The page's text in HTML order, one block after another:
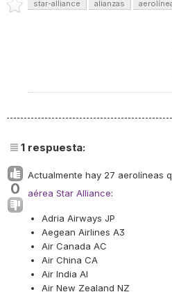
star-alliance alianzas
1 respuesta:
0
Actualmente hay 27 aerolíneas
aérea Star Alliance:
Adria Airways JP
Aegean Airlines A3
Air Canada AC
Air China CA
Air India AI
Air New Zealand NZ